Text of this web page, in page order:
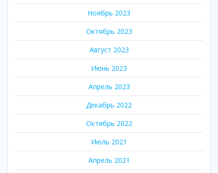
Ноябрь 2023
Октябрь 2023
Август 2023
Июнь 2023
Апрель 2023
Декабрь 2022
Октябрь 2022
Июль 2021
Апрель 2021